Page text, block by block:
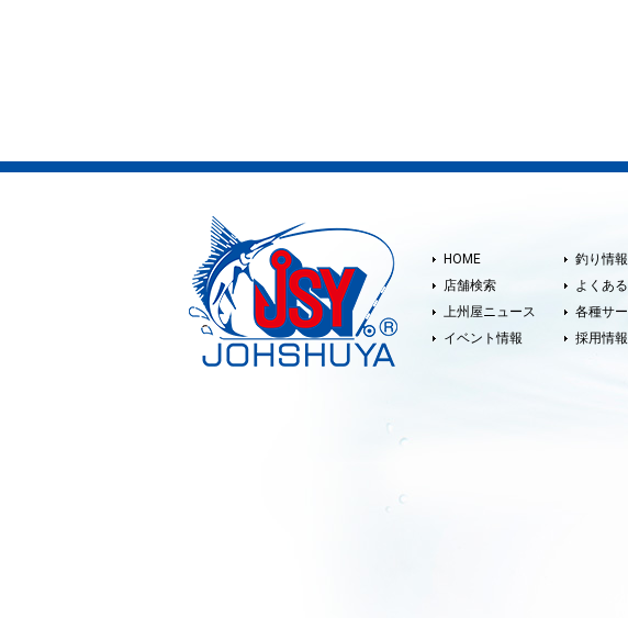
HOME
店舗検索
上州屋ニュース
イベント情報
釣り情報
よくあ
各種サ
採用情報